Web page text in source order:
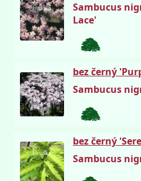
Hruška
Sambucus
Lace'
Hruška
bez černý
Sambucus
Hruška
bez černý
Sambucus